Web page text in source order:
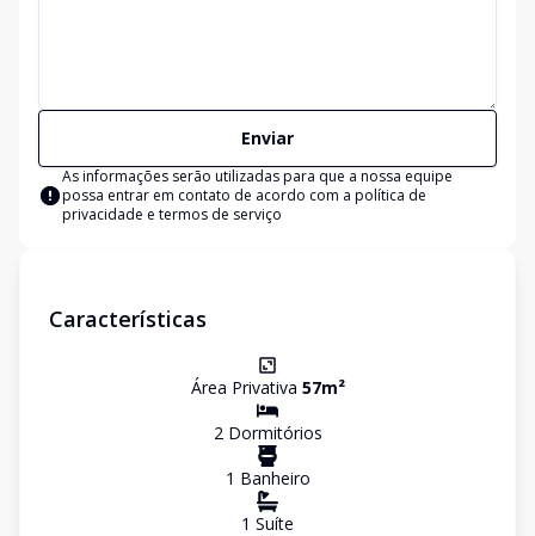
Enviar
As informações serão utilizadas para que a nossa equipe
possa entrar em contato de acordo com a política de
privacidade e termos de serviço
Características
Área Privativa 57m²
2Dormitórios
1 Banheiro
1 Suíte